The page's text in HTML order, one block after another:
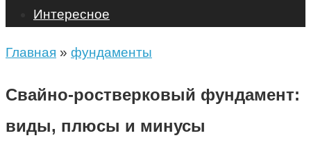
Интересное
Главная » фундаменты
Свайно-ростверковый фундамент:
виды, плюсы и минусы